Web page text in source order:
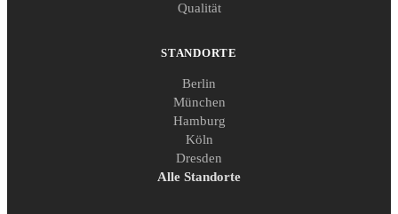
Qualität
STANDORTE
Berlin
München
Hamburg
Köln
Dresden
Alle Standorte